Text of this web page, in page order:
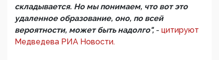
складывается. Но мы понимаем, что вот это
удаленное образование, оно, по всей
вероятности, может быть надолго", - цитируют
Медведева РИА Новости.